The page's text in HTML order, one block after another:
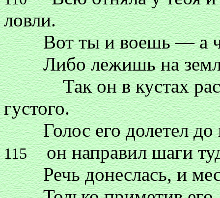
ловли.
Вот ты и воешь — а
Либо лежишь на земле,
Так он в кустах
густого.
Голос его долетел до
115он направил шаги
Речь донеслась, и